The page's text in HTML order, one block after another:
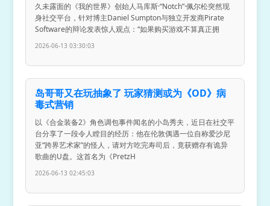
久未露面的《我的世界》创始人马库斯·“Notch”·佩尔松突然现
身社交平台，针对博主Daniel Sumpton与独立开发商Pirate
Software的辩论发表惊人观点：“如果购买游戏不算真正拥
2026-06-13 03:30:03
岛哥哥又在玩抽象了 玩家猜测或为《OD》病
毒式营销
以《合金装备2》角色调包事件闻名的小岛秀夫，近日在社交平
台分享了一段令人瞠目的经历：他在伦敦偶遇一位自称爱沙尼
亚“跨界艺术家”的怪人，请对方吃完寿司后，竟获赠存有诡异
歌曲的U盘。这首名为《PretzH
2026-06-13 02:45:03